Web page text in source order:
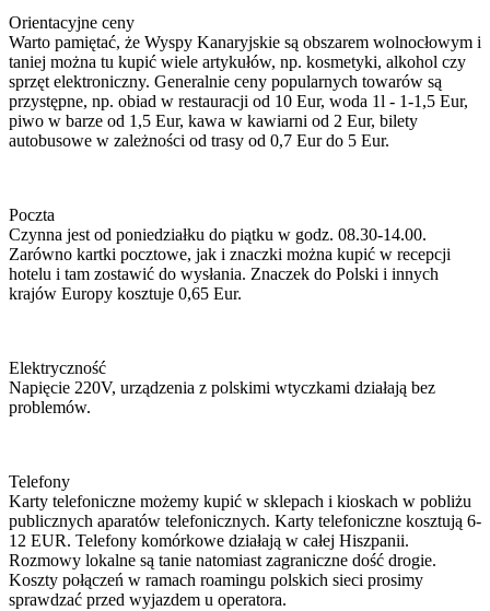
Orientacyjne ceny
Warto pamiętać, że Wyspy Kanaryjskie są obszarem wolnocłowym i
taniej można tu kupić wiele artykułów, np. kosmetyki, alkohol czy
sprzęt elektroniczny. Generalnie ceny popularnych towarów są
przystępne, np. obiad w restauracji od 10 Eur, woda 1l - 1-1,5 Eur,
piwo w barze od 1,5 Eur, kawa w kawiarni od 2 Eur, bilety
autobusowe w zależności od trasy od 0,7 Eur do 5 Eur.
Poczta
Czynna jest od poniedziałku do piątku w godz. 08.30-14.00.
Zarówno kartki pocztowe, jak i znaczki można kupić w recepcji
hotelu i tam zostawić do wysłania. Znaczek do Polski i innych
krajów Europy kosztuje 0,65 Eur.
Elektryczność
Napięcie 220V, urządzenia z polskimi wtyczkami działają bez
problemów.
Telefony
Karty telefoniczne możemy kupić w sklepach i kioskach w pobliżu
publicznych aparatów telefonicznych. Karty telefoniczne kosztują 6-
12 EUR. Telefony komórkowe działają w całej Hiszpanii.
Rozmowy lokalne są tanie natomiast zagraniczne dość drogie.
Koszty połączeń w ramach roamingu polskich sieci prosimy
sprawdzać przed wyjazdem u operatora.